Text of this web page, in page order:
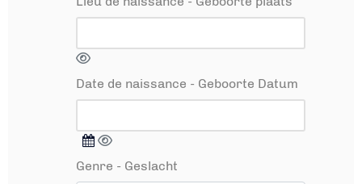
Date de naissance - Geboorte Datum
Genre - Geslacht